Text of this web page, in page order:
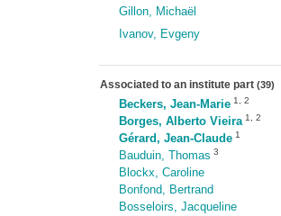
Gillon, Michaël
Ivanov, Evgeny
Associated to an institute part (39)
Beckers, Jean-Marie 1 2
Borges, Alberto Vieira 1 2
Gérard, Jean-Claude 1
Bauduin, Thomas 3
Blockx, Caroline
Bonfond, Bertrand
Bosseloirs, Jacqueline